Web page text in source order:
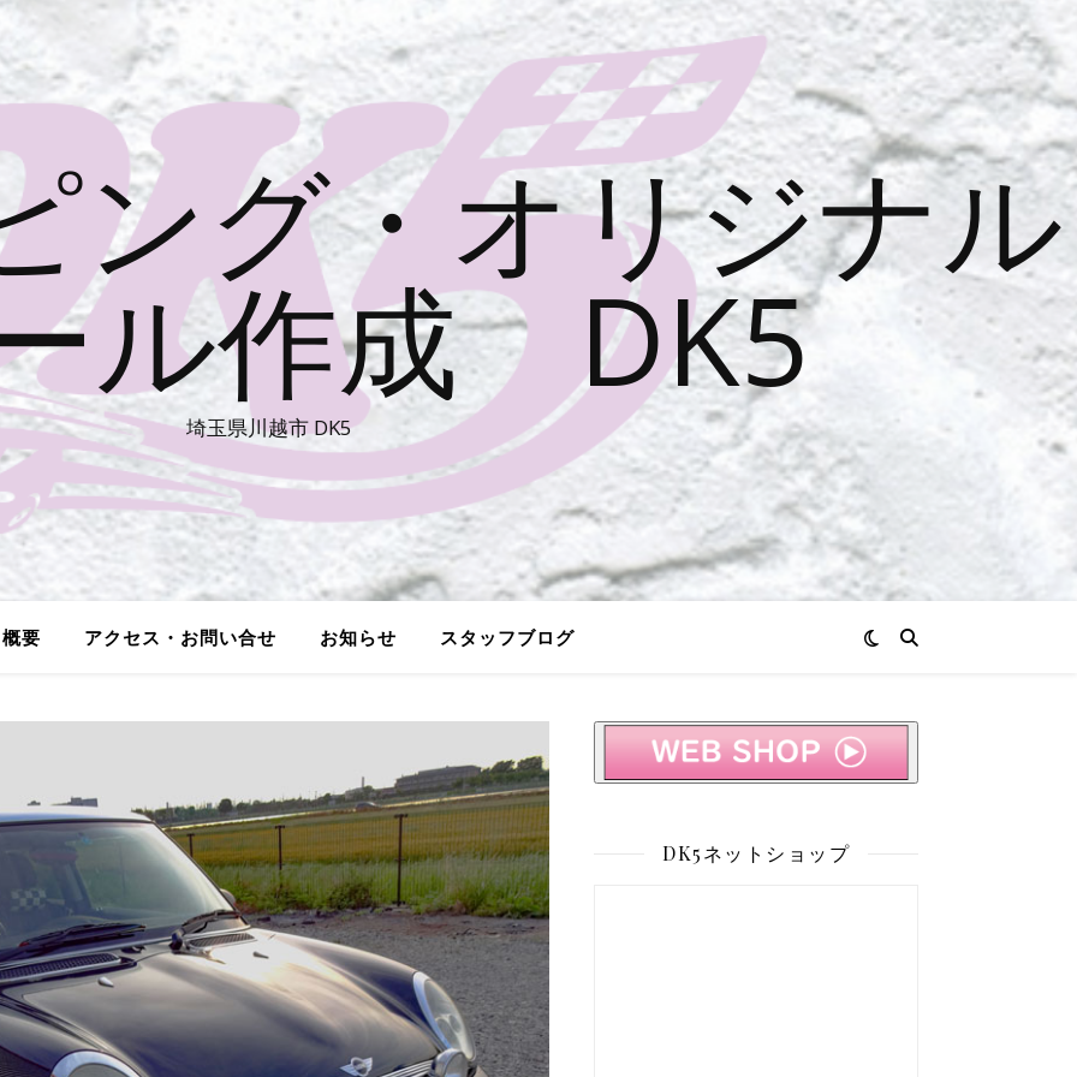
ング・オリジナル
ル作成 DK5
埼玉県川越市 DK5
要 アクセス・お問い合せ お知らせ スタッフブログ
DK5ネットショップ